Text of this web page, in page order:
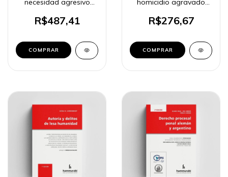
necesidad agresivo
R$487,41
COMPRAR
homicidio agravado
R$276,67
COMPRAR